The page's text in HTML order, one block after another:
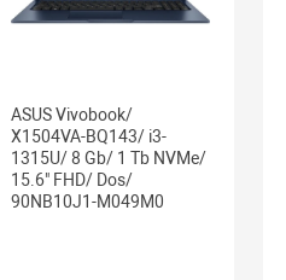
ASUS Vivobook/
X1504VA-BQ143/ i3-
1315U/ 8 Gb/ 1 Tb NVMe/
15.6" FHD/ Dos/
90NB10J1-M049M0